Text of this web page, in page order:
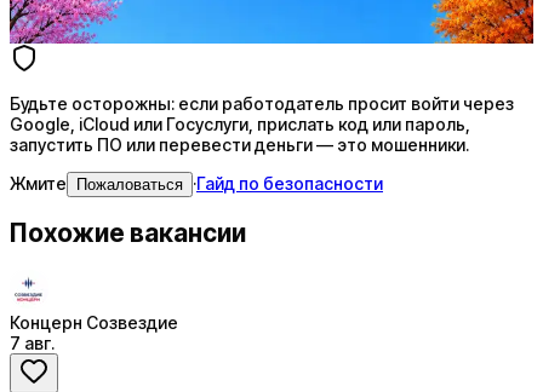
Будьте осторожны: если работодатель просит войти через
Google, iCloud или Госуслуги, прислать код или пароль,
запустить ПО или перевести деньги — это мошенники.
Жмите
Пожаловаться ·Гайд по безопасности
Похожие вакансии
Концерн Созвездие
7 авг.